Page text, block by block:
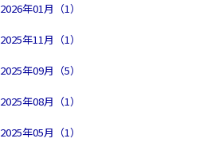
2026年01月（1）
2025年11月（1）
2025年09月（5）
2025年08月（1）
2025年05月（1）